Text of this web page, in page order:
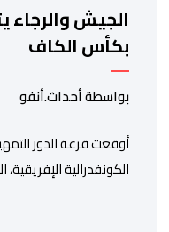
الجيش
بكأس الكاف
بواسطة أحداث.أنفو
أوقعت قرعة الدور
الكونفدرالية